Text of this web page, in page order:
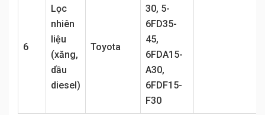
6
Lọc
nhiên
liệu
(xăng,
dầu
diesel)
Toyota
30, 5-
6FD35-
45,
6FDA15-
A30,
6FDF15-
F30